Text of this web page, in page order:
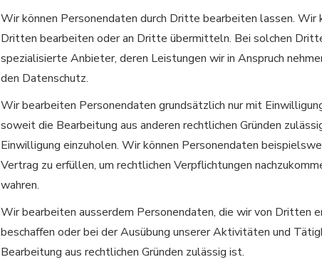
Wir können Personendaten durch Dritte bearbeiten lassen. Wir
Dritten bearbeiten oder an Dritte übermitteln. Bei solchen
spezialisierte Anbieter, deren Leistungen wir in Anspruch
den Datenschutz.
Wir bearbeiten Personendaten grundsätzlich nur mit
soweit die Bearbeitung aus anderen rechtlichen Gründen
Einwilligung einzuholen. Wir können Personendaten
Vertrag zu erfüllen, um rechtlichen Verpflichtungen
wahren.
Wir bearbeiten ausserdem Personendaten, die wir von Dritten
beschaffen oder bei der Ausübung unserer Aktivitäten und
Bearbeitung aus rechtlichen Gründen zulässig ist.